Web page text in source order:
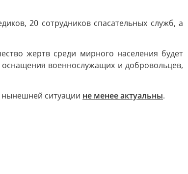
20 сотрудников спасательных служб, а
жертв среди мирного населения будет
военнослужащих и добровольцев,
ситуации не менее актуальны.